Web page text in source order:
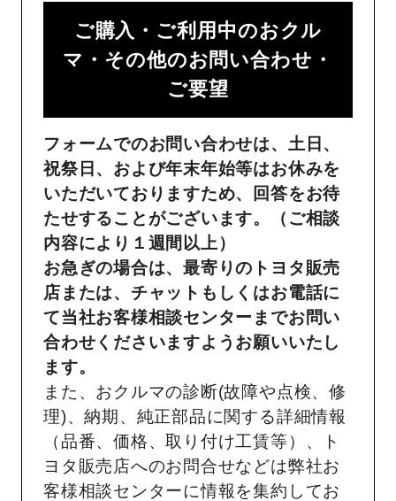
ご購入・ご利用中のおクル
マ・その他のお問い合わせ・
ご要望​
フォームでのお問い合わせは、土日、
祝祭日、および年末年始等はお休みを
いただいておりますため、回答をお待
たせすることがございます。（ご相談
内容により１週間以上）
お急ぎの場合は、最寄りのトヨタ販売
店または、チャットもしくはお電話に
て当社お客様相談センターまでお問い
合わせくださいますようお願いいたし
ます。
また、おクルマの診断(故障や点検、修
理)、納期、純正部品に関する詳細情報
（品番、価格、取り付け工賃等）、ト
ヨタ販売店へのお問合せなどは弊社お
客様相談センターに情報を集約してお